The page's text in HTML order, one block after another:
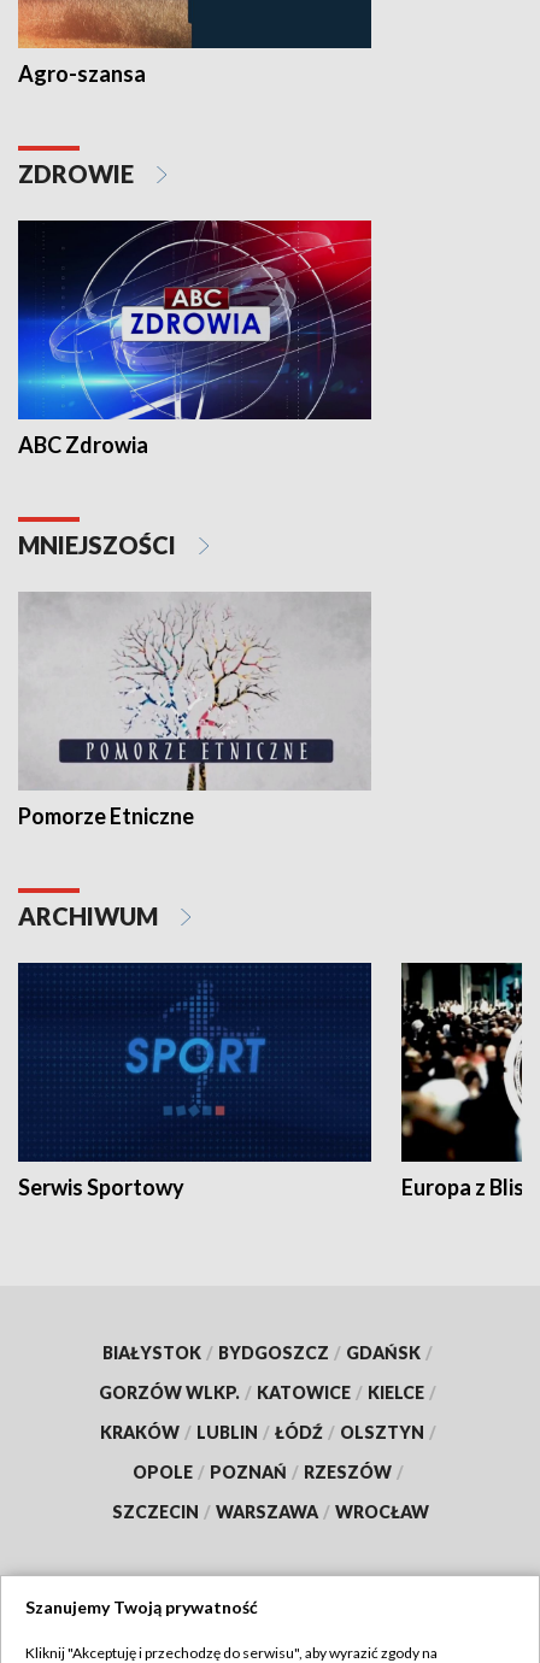
Agro-szansa
ZDROWIE
ABC Zdrowia
MNIEJSZOŚCI
Pomorze Etniczne
ARCHIWUM
Serwis Sportowy Europa z
BIAŁYSTOK / BYDGOSZCZ / GDAŃSK /
GORZÓW WLKP. / KATOWICE / KIELCE /
KRAKÓW / LUBLIN / ŁÓDŹ / OLSZTYN /
OPOLE / POZNAŃ / RZESZÓW /
SZCZECIN / WARSZAWA / WROCŁAW
Szanujemy Twoją prywatność
Kliknij "Akceptuję i przechodzę do serwisu", aby wyrazić zgody na